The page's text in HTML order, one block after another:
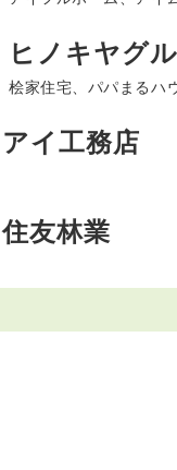
ヒノキヤグ
桧家住宅、パパまるハ
アイ工務店
住友林業